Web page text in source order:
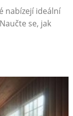
nabízejí ideální
se, jak